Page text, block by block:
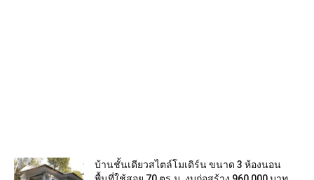
บ้านชั้นเดียวสไตล์โมเดิร์น ขนาด 3 ห้องนอน